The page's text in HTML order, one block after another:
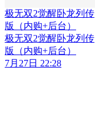
极无双2觉醒卧龙列传
版（内购+后台）
极无双2觉醒卧龙列传
版（内购+后台）
7月27日 22:28